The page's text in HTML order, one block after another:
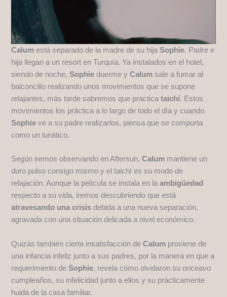
Calum está separado de la madre de su hijaSophie. Padre e
hija llegan a un resort en Turquía. Ya instalados en el hotel,
siendo de noche,Sophie duerme yCalum sale a fumar al
balconcillo realizando unos movimientos que se supone
relajantes, más tarde sabremos que practicataichí. Estos
movimientos los práctica a lo largo de todo el día y cuando
Sophie ve a su padre realizarlos, piensa que se comporta
como un lunático.
Según iremos observando en Aftersun,Calum mantiene un
duro pulso consigo mismo y el taichí es su modo de
relajación. Aunque la película se instala en laambigüedad
respecto a su vida, iremos descubriendo que está
atravesando una crisis debida a una nueva separación,
agravada con una situación delicada a nivel económico.
Quizás también cierta insatisfacción deCalum proviene de
una infancia infeliz junto a sus padres, por la manera en que a
requerimiento deSophie, revela cómo olvidaron su onceavo
cumpleaños, su infelicidad junto a ellos y su prácticamente
huida de la casa familiar.